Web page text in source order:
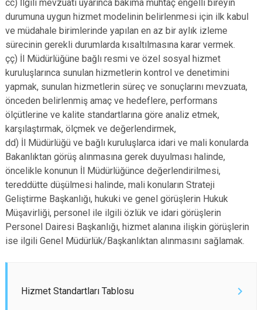
cc) İlgili mevzuatı uyarınca bakıma muhtaç engelli bireyin
durumuna uygun hizmet modelinin belirlenmesi için ilk kabul
ve müdahale birimlerinde yapılan en az bir aylık izleme
sürecinin gerekli durumlarda kısaltılmasına karar vermek.
çç) İl Müdürlüğüne bağlı resmi ve özel sosyal hizmet
kuruluşlarınca sunulan hizmetlerin kontrol ve denetimini
yapmak, sunulan hizmetlerin süreç ve sonuçlarını mevzuata,
önceden belirlenmiş amaç ve hedeflere, performans
ölçütlerine ve kalite standartlarına göre analiz etmek,
karşılaştırmak, ölçmek ve değerlendirmek,
dd) İl Müdürlüğü ve bağlı kuruluşlarca idari ve mali konularda
Bakanlıktan görüş alınmasına gerek duyulması halinde,
öncelikle konunun İl Müdürlüğünce değerlendirilmesi,
tereddütte düşülmesi halinde, mali konuların Strateji
Geliştirme Başkanlığı, hukuki ve genel görüşlerin Hukuk
Müşavirliği, personel ile ilgili özlük ve idari görüşlerin
Personel Dairesi Başkanlığı, hizmet alanına ilişkin görüşlerin
ise ilgili Genel Müdürlük/Başkanlıktan alınmasını sağlamak.
Hizmet Standartları Tablosu